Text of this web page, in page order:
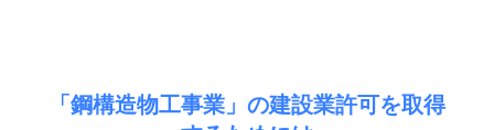
「鋼構造物工事業」の建設業許可を取得